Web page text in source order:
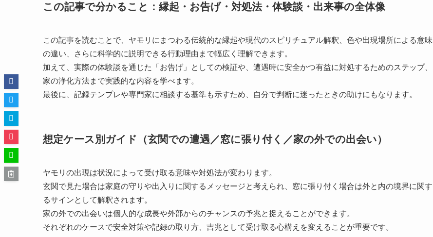
この記事で分かること：縁起・お告げ・対処法・体験談・出来事の全体像
この記事を読むことで、ヤモリにまつわる伝統的な縁起や現代のスピリチュアル解釈、色や出現場所による意味
の違い、さらに科学的に説明できる行動理由まで幅広く理解できます。
加えて、実際の体験談を通じた「お告げ」としての検証や、遭遇時に安全かつ有益に対処するためのステップ、
家の浄化方法まで実践的な内容を学べます。
最後に、記録テンプレや専門家に相談する基準も示すため、自分で判断に迷ったときの助けにもなります。
想定ケース別ガイド（玄関での遭遇／窓に張り付く／家の外での出会い）
ヤモリの出現は状況によって受け取る意味や対処法が変わります。
玄関で見た場合は家庭の守りや出入りに関するメッセージと考えられ、窓に張り付く場合は外と内の境界に関す
るサインとして解釈されます。
家の外での出会いは個人的な成長や外部からのチャンスの予兆と捉えることができます。
それぞれのケースで安全対策や記録の取り方、吉兆として受け取る心構えを変えることが重要です。